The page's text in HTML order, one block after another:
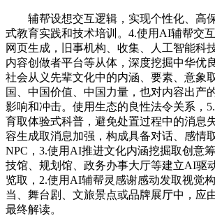
辅帮设想交互逻辑，实现个性化、高
式教育实践和技术培训。4.使用AI辅帮交
网页生成，旧事机构、收集、人工智能科
内容创做者平台等从体，深度挖掘中华优
社会从义先辈文化中的内涵、要素、意象
国、中国价值、中国力量，也对内容出产
影响和冲击。使用生态的良性法令关系，
育取体验式科普，避免处置过程中的消息
容生成取消息加强，构成具备对话、感情
NPC，3.使用AI推进文化内涵挖掘取创意
技馆、规划馆、政务办事大厅等建立AI驱
览取，2.使用AI辅帮灵感谢感动发取视觉
当、舞台剧、文旅景点或品牌展厅中，应
最终解读。